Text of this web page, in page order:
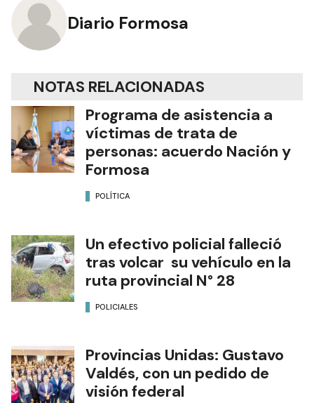
Diario Formosa
NOTAS RELACIONADAS
Programa de asistencia a
víctimas de trata de
personas: acuerdo Nación y
Formosa
POLÍTICA
Un efectivo policial falleció
tras volcar su vehículo en la
ruta provincial N° 28
POLICIALES
Provincias Unidas: Gustavo
Valdés, con un pedido de
visión federal